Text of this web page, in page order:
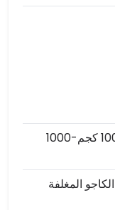
آلات معالجة الكاجو الصغيرة والكبيرة (100 كجم-1000
المغلفة